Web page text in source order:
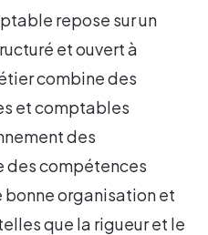
repose sur un
et ouvert à
combine des
et comptables
des
des compétences
bonne organisation et
que la rigueur et le